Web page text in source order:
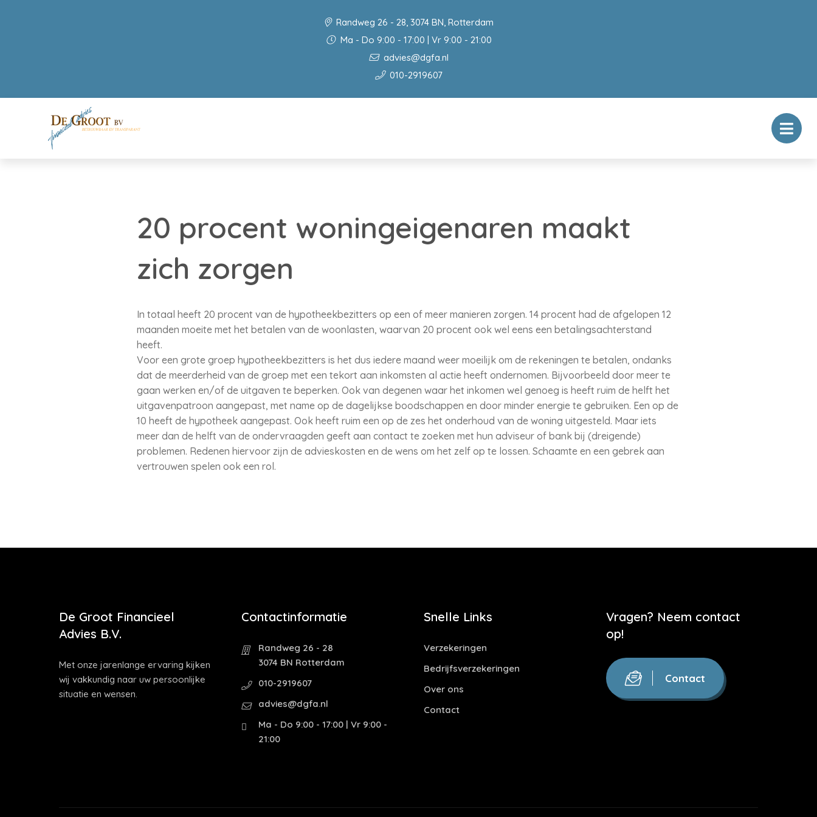
Randweg 26 - 28, 3074 BN, Rotterdam
Ma - Do 9:00 - 17:00 | Vr 9:00 - 21:00
advies@dgfa.nl
010-2919607
20 procent woningeigenaren maakt
zich zorgen
In totaal heeft 20 procent van de hypotheekbezitters op een of meer manieren zorgen. 14 procent had de afgelopen 12
maanden moeite met het betalen van de woonlasten, waarvan 20 procent ook wel eens een betalingsachterstand
heeft.
Voor een grote groep hypotheekbezitters is het dus iedere maand weer moeilijk om de rekeningen te betalen, ondanks
dat de meerderheid van de groep met een tekort aan inkomsten al actie heeft ondernomen. Bijvoorbeeld door meer te
gaan werken en/of de uitgaven te beperken. Ook van degenen waar het inkomen wel genoeg is heeft ruim de helft het
uitgavenpatroon aangepast, met name op de dagelijkse boodschappen en door minder energie te gebruiken. Een op de
10 heeft de hypotheek aangepast. Ook heeft ruim een op de zes het onderhoud van de woning uitgesteld. Maar iets
meer dan de helft van de ondervraagden geeft aan contact te zoeken met hun adviseur of bank bij (dreigende)
problemen. Redenen hiervoor zijn de advieskosten en de wens om het zelf op te lossen. Schaamte en een gebrek aan
vertrouwen spelen ook een rol.
De Groot Financieel
Advies B.V.
Met onze jarenlange ervaring kijken
wij vakkundig naar uw persoonlijke
situatie en wensen.
Contactinformatie
Randweg 26 - 28
3074 BN Rotterdam
010-2919607
advies@dgfa.nl
Ma - Do 9:00 - 17:00 | Vr 9:00 -
21:00
Snelle Links
Verzekeringen
Bedrijfsverzekeringen
Over ons
Contact
Vragen? Neem contact
op!
Contact